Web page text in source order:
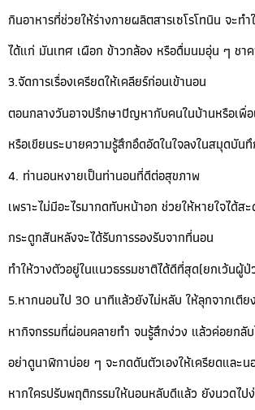
กินอาหารที่ช่วยให้ร่างกายผลิตสารเซโรโทนิน จะท
ได้แก่ มันเทศ เผือก ข้าวกล้อง หรือดื่มนมอุ่น ๆ ชา
3.จัดการเรื่องเครียดให้เคลียร์ก่อนเข้านอน
ตอนกลางวันอาจปรึกษาปัญหากับคนในบ้านหรือเพื่
หรือเขียนระบายความรู้สึกอึดอัดในใจลงในสมุดบัน
4. ท่านอนหงายเป็นท่านอนที่ดีต่อสุขภาพ
เพราะไม่มีอะไรมากดทับหน้าอก ช่วยให้หายใจได้ส
กระดูกสันหลังจะได้รับการรองรับจากที่นอน
ทำให้วางตัวอยู่ในแนวธรรมชาติได้ดีที่สุด(ยกเว้นผู้
5.หากนอนไป 30 นาทีแล้วยังไม่หลับ ให้ลุกจากเตียง
หากิจกรรมที่ผ่อนคลายทำ จนรู้สึกง่วง แล้วค่อยกลั
อย่าดูนาฬิกาบ่อย ๆ จะกดดันตัวเองให้เครียดและ
หากใครปรับพฤติกรรมให้นอนหลับดีแล้ว ยังนวดไป